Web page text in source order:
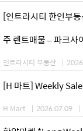
[인트라시티 한인부
주 렌트매물 – 파크
인트라시티 부동산 |
[H 마트] Weekly
H Mart | 2026.07.09 |